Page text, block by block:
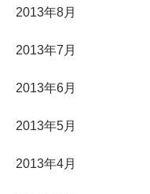
2013年8月
2013年7月
2013年6月
2013年5月
2013年4月